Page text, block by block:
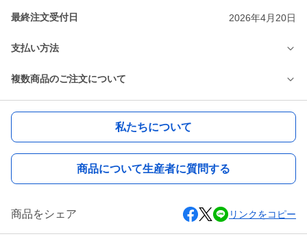
最終注文受付日 2026年4月20日
支払い方法
複数商品のご注文について
私たちについて
商品について生産者に質問する
商品をシェア リンクをコピー